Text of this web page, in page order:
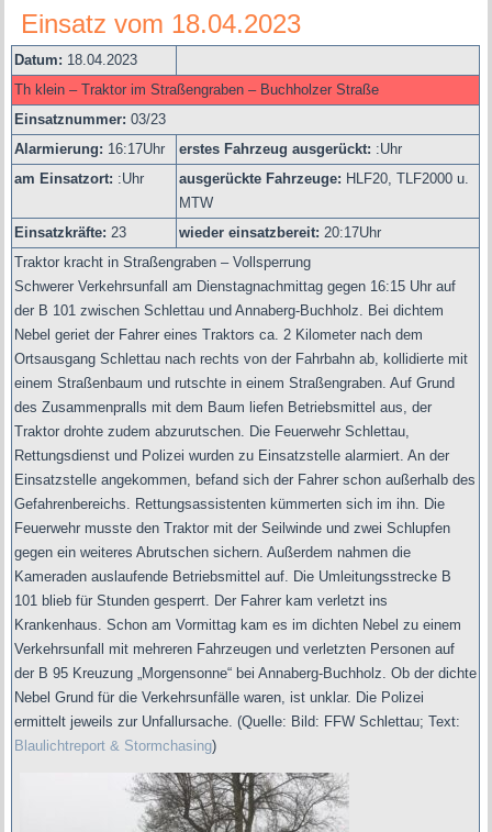
Einsatz vom 18.04.2023
Datum: 18.04.2023
Th klein – Traktor im Straßengraben – Buchholzer Straße
Einsatznummer:03/23
Alarmierung: 16:17Uhr erstes Fahrzeug ausgerückt: :Uhr
am Einsatzort: :Uhr ausgerückte Fahrzeuge: HLF20, TLF2000 u.
MTW
Einsatzkräfte:23 wieder einsatzbereit: 20:17Uhr
Traktor kracht in Straßengraben – Vollsperrung
Schwerer Verkehrsunfall am Dienstagnachmittag gegen 16:15 Uhr auf
der B 101 zwischen Schlettau und Annaberg-Buchholz. Bei dichtem
Nebel geriet der Fahrer eines Traktors ca. 2 Kilometer nach dem
Ortsausgang Schlettau nach rechts von der Fahrbahn ab, kollidierte mit
einem Straßenbaum und rutschte in einem Straßengraben. Auf Grund
des Zusammenpralls mit dem Baum liefen Betriebsmittel aus, der
Traktor drohte zudem abzurutschen. Die Feuerwehr Schlettau,
Rettungsdienst und Polizei wurden zu Einsatzstelle alarmiert. An der
Einsatzstelle angekommen, befand sich der Fahrer schon außerhalb des
Gefahrenbereichs. Rettungsassistenten kümmerten sich im ihn. Die
Feuerwehr musste den Traktor mit der Seilwinde und zwei Schlupfen
gegen ein weiteres Abrutschen sichern. Außerdem nahmen die
Kameraden auslaufende Betriebsmittel auf. Die Umleitungsstrecke B
101 blieb für Stunden gesperrt. Der Fahrer kam verletzt ins
Krankenhaus. Schon am Vormittag kam es im dichten Nebel zu einem
Verkehrsunfall mit mehreren Fahrzeugen und verletzten Personen auf
der B 95 Kreuzung „Morgensonne“ bei Annaberg-Buchholz. Ob der dichte
Nebel Grund für die Verkehrsunfälle waren, ist unklar. Die Polizei
ermittelt jeweils zur Unfallursache.(Quelle: Bild: FFW Schlettau; Text:
Blaulichtreport & Stormchasing)